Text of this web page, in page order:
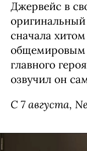
Джервейс в
сначала
общемировым
главного
озвучил он
C 7 августа,